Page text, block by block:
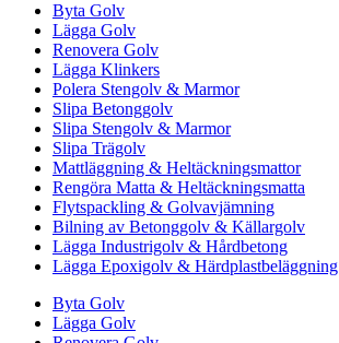
Byta Golv
Lägga Golv
Renovera Golv
Lägga Klinkers
Polera Stengolv & Marmor
Slipa Betonggolv
Slipa Stengolv & Marmor
Slipa Trägolv
Mattläggning & Heltäckningsmattor
Rengöra Matta & Heltäckningsmatta
Flytspackling & Golvavjämning
Bilning av Betonggolv & Källargolv
Lägga Industrigolv & Hårdbetong
Lägga Epoxigolv & Härdplastbeläggning
Byta Golv
Lägga Golv